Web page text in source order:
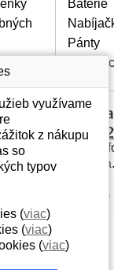
Batérie
Pánty
+421
Mail:
využívame
z nákupu
so
typov
(viac)
(viac)
(viac)